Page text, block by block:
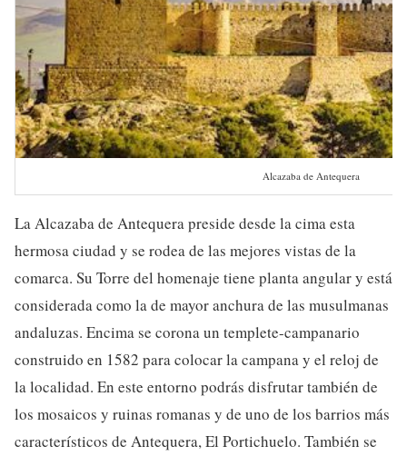
Alcazaba de Antequera
La Alcazaba de Antequera preside desde la cima esta
hermosa ciudad y se rodea de las mejores vistas de la
comarca. Su Torre del homenaje tiene planta angular y está
considerada como la de mayor anchura de las musulmanas
andaluzas. Encima se corona un templete-campanario
construido en 1582 para colocar la campana y el reloj de
la localidad. En este entorno podrás disfrutar también de
los mosaicos y ruinas romanas y de uno de los barrios más
característicos de Antequera, El Portichuelo. También se